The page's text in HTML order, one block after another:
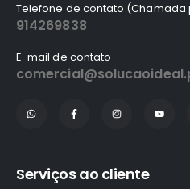
Telefone de contato
914269838
E-mail de contato
Serviços ao cliente